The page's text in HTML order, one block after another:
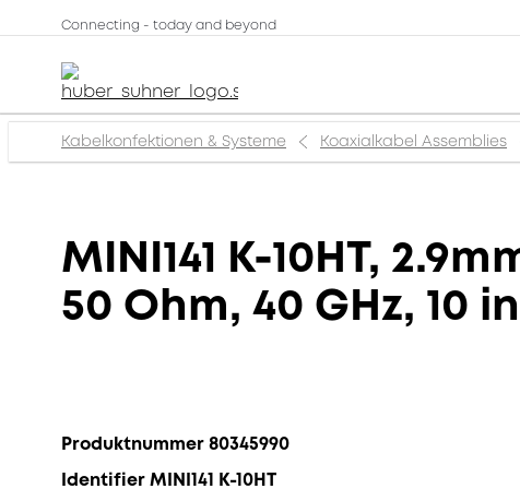
Connecting - today and beyond
Kabelkonfektionen & Systeme Koaxialkabel Assemblies
MINI141 K-10HT,
50 Ohm, 40 GHz, 10
Produktnummer 80345990
Identifier MINI141 K-10HT